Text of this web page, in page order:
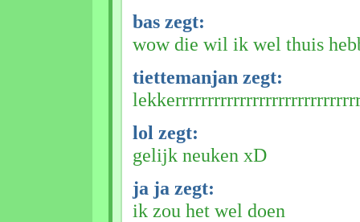
bas zegt:
wow die wil ik wel thuis
tiettemanjan zegt:
lol zegt:
gelijk neuken xD
ja ja zegt:
ik zou het wel doen